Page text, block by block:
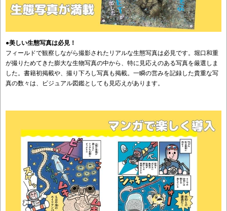
●美しい生態写真は必見！
フィールドで観察しながら撮影されたリアルな生態写真は必見です。堀口和重
が撮りためてきた膨大な生物写真の中から、特に見応えのある写真を厳選しま
した。書籍初掲載や、撮り下ろし写真も掲載。一瞬の営みを記録した貴重な写
真の数々は、ビジュアル図鑑としても見応えがあります。